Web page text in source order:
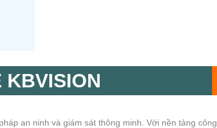
an ninh và giám sát thông minh. Với nền tảng công